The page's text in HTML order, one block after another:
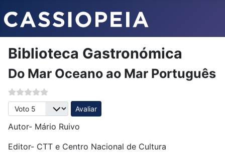
Biblioteca Gastronómica
Do Mar Oceano ao Mar Português
Avalie, por favor
Autor- Mário Ruivo
Editor- CTT e Centro Nacional de Cultura